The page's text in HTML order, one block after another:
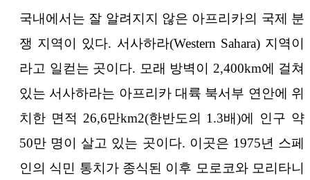
국내에서는 잘 알려지지 않은 아프리카의 국제 분
쟁 지역이 있다. 서사하라(Western Sahara) 지역이
라고 일컫는 곳이다. 모래 방벽이 2,400km에 걸쳐
있는 서사하라는 아프리카 대륙 북서부 연안에 위
치한 면적 26,6만km2(한반도의 1.3배)에 인구 약
50만 명이 살고 있는 곳이다. 이곳은 1975년 스페
인의 식민 통치가 종식된 이후 모로코와 모리타니